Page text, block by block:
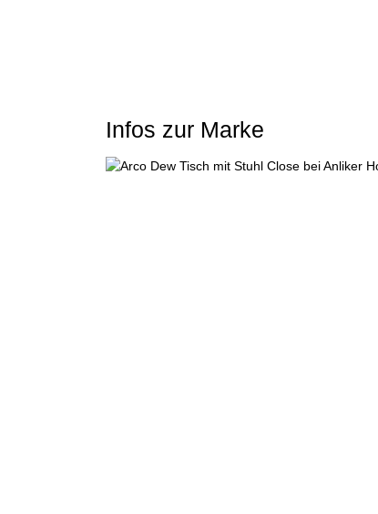
Sitzhöhe
Infos zur Marke